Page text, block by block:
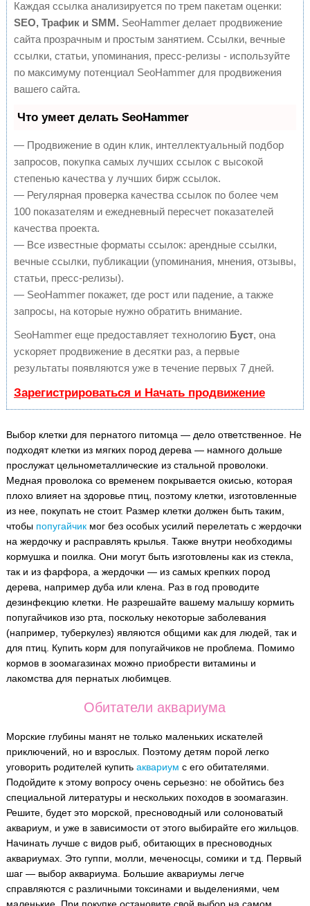
Каждая ссылка анализируется по трем пакетам оценки:
SEO, Трафик и SMM. SeoHammer делает продвижение
сайта прозрачным и простым занятием. Ссылки, вечные
ссылки, статьи, упоминания, пресс-релизы - используйте
по максимуму потенциал SeoHammer для продвижения
вашего сайта.
Что умеет делать SeoHammer
— Продвижение в один клик, интеллектуальный подбор
запросов, покупка самых лучших ссылок с высокой
степенью качества у лучших бирж ссылок.
— Регулярная проверка качества ссылок по более чем
100 показателям и ежедневный пересчет показателей
качества проекта.
— Все известные форматы ссылок: арендные ссылки,
вечные ссылки, публикации (упоминания, мнения, отзывы,
статьи, пресс-релизы).
— SeoHammer покажет, где рост или падение, а также
запросы, на которые нужно обратить внимание.
SeoHammer еще предоставляет технологию Буст, она
ускоряет продвижение в десятки раз, а первые
результаты появляются уже в течение первых 7 дней.
Зарегистрироваться и Начать продвижение
Выбор клетки для пернатого питомца — дело ответственное. Не
подходят клетки из мягких пород дерева — намного дольше
прослужат цельнометаллические из стальной проволоки.
Медная проволока со временем покрывается окисью, которая
плохо влияет на здоровье птиц, поэтому клетки, изготовленные
из нее, покупать не стоит. Размер клетки должен быть таким,
чтобы попугайчик мог без особых усилий перелетать с жердочки
на жердочку и расправлять крылья. Также внутри необходимы
кормушка и поилка. Они могут быть изготовлены как из стекла,
так и из фарфора, а жердочки — из самых крепких пород
дерева, например дуба или клена. Раз в год проводите
дезинфекцию клетки. Не разрешайте вашему малышу кормить
попугайчиков изо рта, поскольку некоторые заболевания
(например, туберкулез) являются общими как для людей, так и
для птиц. Купить корм для попугайчиков не проблема. Помимо
кормов в зоомагазинах можно приобрести витамины и
лакомства для пернатых любимцев.
Обитатели аквариума
Морские глубины манят не только маленьких искателей
приключений, но и взрослых. Поэтому детям порой легко
уговорить родителей купить аквариум с его обитателями.
Подойдите к этому вопросу очень серьезно: не обойтись без
специальной литературы и нескольких походов в зоомагазин.
Решите, будет это морской, пресноводный или солоноватый
аквариум, и уже в зависимости от этого выбирайте его жильцов.
Начинать лучше с видов рыб, обитающих в пресноводных
аквариумах. Это гуппи, молли, меченосцы, сомики и т.д. Первый
шаг — выбор аквариума. Большие аквариумы легче
справляются с различными токсинами и выделениями, чем